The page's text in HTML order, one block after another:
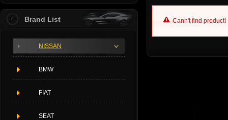
Cann't find product!
Brand List
NISSAN
BMW
FIAT
SEAT